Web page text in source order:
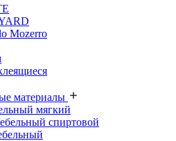
Mozerro
материалы
мягкий
спиртовой